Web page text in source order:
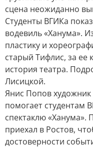
сцена неожиданно
Студенты ВГИКа
водевиль «Ханума».
пластику и
старый Тифлис, за ее
история театра.
Лисицкой.
Янис Попов
помогает студентам
спектаклю
приехал в Ростов,
достоверности